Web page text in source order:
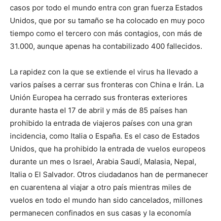
casos por todo el mundo entra con gran fuerza Estados
Unidos, que por su tamaño se ha colocado en muy poco
tiempo como el tercero con más contagios, con más de
31.000, aunque apenas ha contabilizado 400 fallecidos.
La rapidez con la que se extiende el virus ha llevado a
varios países a cerrar sus fronteras con China e Irán. La
Unión Europea ha cerrado sus fronteras exteriores
durante hasta el 17 de abril y más de 85 países han
prohibido la entrada de viajeros países con una gran
incidencia, como Italia o España. Es el caso de Estados
Unidos, que ha prohibido la entrada de vuelos europeos
durante un mes o Israel, Arabia Saudí, Malasia, Nepal,
Italia o El Salvador. Otros ciudadanos han de permanecer
en cuarentena al viajar a otro país mientras miles de
vuelos en todo el mundo han sido cancelados, millones
permanecen confinados en sus casas y la economía